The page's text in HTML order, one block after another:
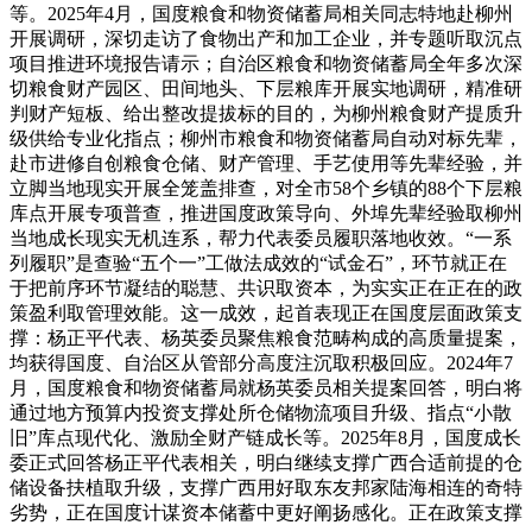
等。2025年4月，国度粮食和物资储蓄局相关同志特地赴柳州
开展调研，深切走访了食物出产和加工企业，并专题听取沉点
项目推进环境报告请示；自治区粮食和物资储蓄局全年多次深
切粮食财产园区、田间地头、下层粮库开展实地调研，精准研
判财产短板、给出整改提拔标的目的，为柳州粮食财产提质升
级供给专业化指点；柳州市粮食和物资储蓄局自动对标先辈，
赴市进修自创粮食仓储、财产管理、手艺使用等先辈经验，并
立脚当地现实开展全笼盖排查，对全市58个乡镇的88个下层粮
库点开展专项普查，推进国度政策导向、外埠先辈经验取柳州
当地成长现实无机连系，帮力代表委员履职落地收效。“一系
列履职”是查验“五个一”工做法成效的“试金石”，环节就正在
于把前序环节凝结的聪慧、共识取资本，为实实正在正在的政
策盈利取管理效能。这一成效，起首表现正在国度层面政策支
撑：杨正平代表、杨英委员聚焦粮食范畴构成的高质量提案，
均获得国度、自治区从管部分高度注沉取积极回应。2024年7
月，国度粮食和物资储蓄局就杨英委员相关提案回答，明白将
通过地方预算内投资支撑处所仓储物流项目升级、指点“小散
旧”库点现代化、激励全财产链成长等。2025年8月，国度成长
委正式回答杨正平代表相关，明白继续支撑广西合适前提的仓
储设备扶植取升级，支撑广西用好取东友邦家陆海相连的奇特
劣势，正在国度计谋资本储蓄中更好阐扬感化。正在政策支撑